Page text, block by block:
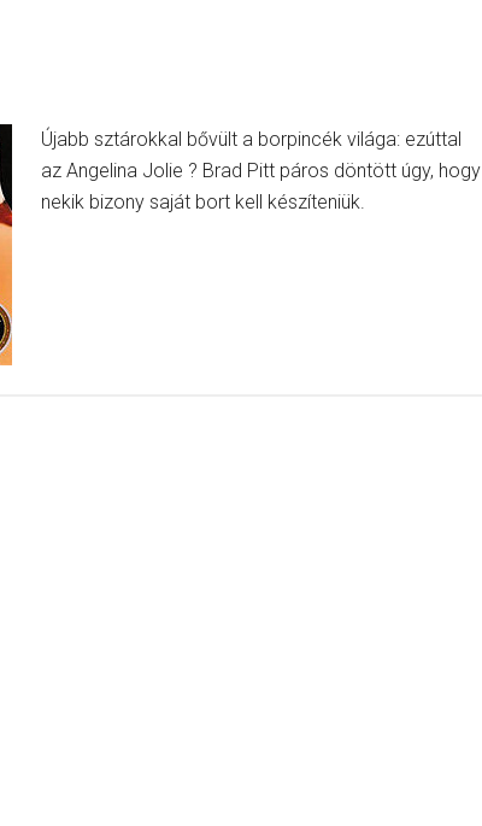
Újabb sztárokkal bővült a borpincék világa: ezúttal
az Angelina Jolie ? Brad Pitt páros döntött úgy, hogy
nekik bizony saját bort kell készíteniük.